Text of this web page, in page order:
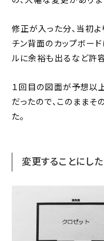
修正が入った分、当初
チン背面のカップボー
ルに余裕も出るなど許
１回目の図面が予想以
だったので、このまま
た。
変更することにし